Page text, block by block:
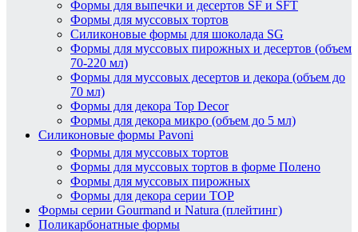
Формы для выпечки и десертов SF и SFT
Формы для муссовых тортов
Силиконовые формы для шоколада SG
Формы для муссовых пирожных и десертов (объем
70-220 мл)
Формы для муссовых десертов и декора (объем до
70 мл)
Формы для декора Top Decor
Формы для декора микро (объем до 5 мл)
Силиконовые формы Pavoni
Формы для муссовых тортов
Формы для муссовых тортов в форме Полено
Формы для муссовых пирожных
Формы для декора серии TOP
Формы серии Gourmand и Natura (плейтинг)
Поликарбонатные формы